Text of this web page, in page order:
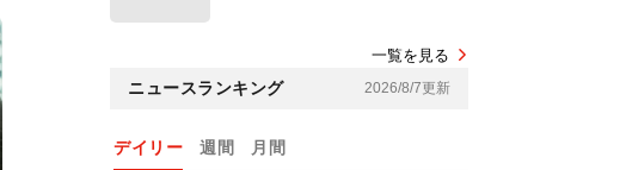
一覧を見る
ニュースランキング 2026/8/7更新
デイリー 週間 月間